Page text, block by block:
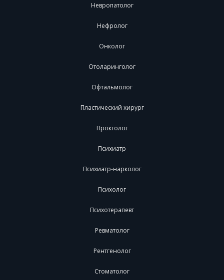
Невропатолог
Нефролог
Онколог
Отоларинголог
Офтальмолог
Пластический хирург
Проктолог
Психиатр
Психиатр-нарколог
Психолог
Психотерапевт
Ревматолог
Рентгенолог
Стоматолог